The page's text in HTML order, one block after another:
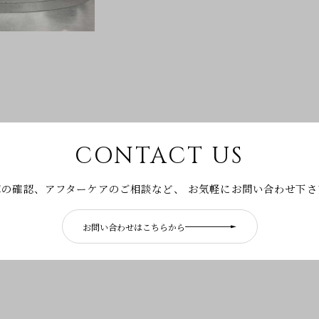
CONTACT US
確認、アフターケアのご相談など、 お気軽にお問い合わせ下さ
お問い合わせはこちらから